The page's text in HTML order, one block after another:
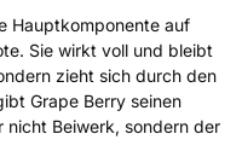
Hauptkomponente auf
Sie wirkt voll und bleibt
zieht sich durch den
Grape Berry seinen
nicht Beiwerk, sondern der